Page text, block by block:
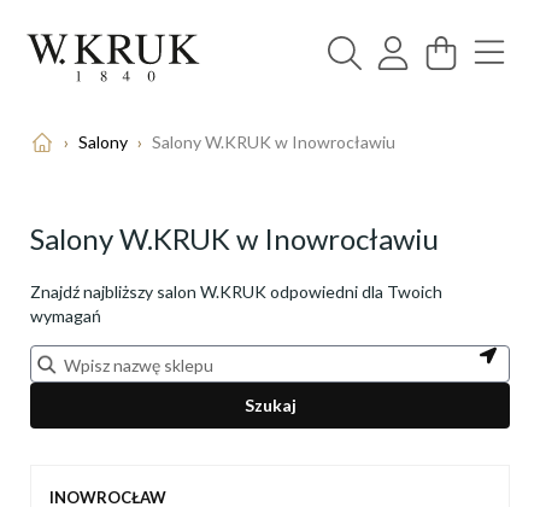
› Salony › Salony W.KRUK w Inowrocławiu
Salony W.KRUK w Inowrocławiu
Znajdź najbliższy salon W.KRUK odpowiedni dla Twoich
wymagań
Szukaj
INOWROCŁAW